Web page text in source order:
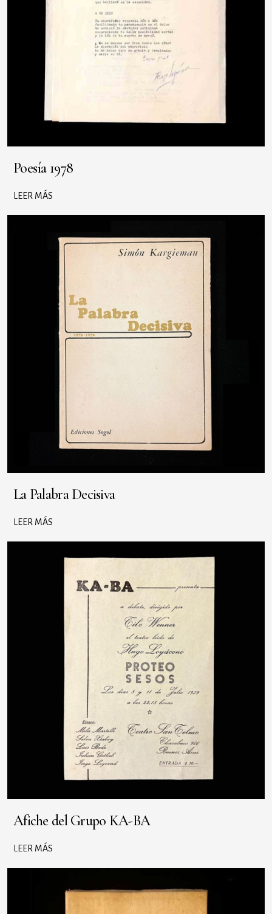
Poesía 1978
LEER MÁS
La Palabra Decisiva
LEER MÁS
Afiche del Grupo KA-BA
LEER MÁS